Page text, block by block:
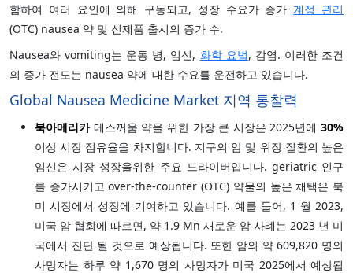
함하여 여러 요인에 의해 구동되고, 성장 수요가 증가 계정 관리
(OTC) nausea 약 및 신제품 출시의 증가 수.
Nausea와 vomiting는 운동 병, 임신, 화학 요법, 감염. 이러한 조건
의 증가 전도는 nausea 약에 대한 수요를 운전하고 있습니다.
Global Nausea Medicine Market 지역 통찰력
북아메리카메스꺼움 약을 위한 가장 큰 시장은 2025년에 30%
이상 시장 점유율을 차지합니다. 지구의 암 및 위장 질환의 높은
임신은 시장 성장을위한 주요 드라이버입니다. geriatric 인구
를 증가시키고 over-the-counter (OTC) 약물의 높은 채택은 북
미 시장에서 성장에 기여하고 있습니다. 예를 들어, 1 월 2023,
미국 암 협회에 따르면, 약 1.9 Mn 새로운 암 사례는 2023 년 미
국에서 진단 될 것으로 예상됩니다. 또한 암의 약 609,820 명의
사망자는 하루 약 1,670 명의 사망자가 미국 2025에서 예상됩